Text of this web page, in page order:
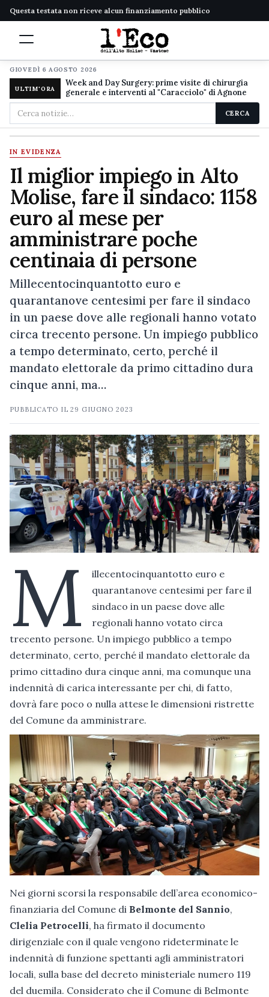
Questa testata non riceve alcun finanziamento pubblico
GIOVEDÌ 6 AGOSTO 2026
ULTIM'ORA
Week and Day Surgery: prime visite di chirurgia
generale e interventi al "Caracciolo" di Agnone
Cerca
nel
sito
CERCA
IN EVIDENZA
Il miglior impiego in Alto
Molise, fare il sindaco: 1158
euro al mese per
amministrare poche
centinaia di persone
Millecentocinquantotto euro e
quarantanove centesimi per fare il sindaco
in un paese dove alle regionali hanno votato
circa trecento persone. Un impiego pubblico
a tempo determinato, certo, perché il
mandato elettorale da primo cittadino dura
cinque anni, ma…
PUBBLICATO IL29 GIUGNO 2023
M
illecentocinquantotto euro e
quarantanove centesimi per fare il
sindaco in un paese dove alle
regionali hanno votato circa
trecento persone. Un impiego pubblico a tempo
determinato, certo, perché il mandato elettorale da
primo cittadino dura cinque anni, ma comunque una
indennità di carica interessante per chi, di fatto,
dovrà fare poco o nulla attese le dimensioni ristrette
del Comune da amministrare.
Nei giorni scorsi la responsabile dell’area economico-
finanziaria del Comune di Belmonte del Sannio,
Clelia Petrocelli, ha firmato il documento
dirigenziale con il quale vengono rideterminate le
indennità di funzione spettanti agli amministratori
locali, sulla base del decreto ministeriale numero 119
del duemila. Considerato che il Comune di Belmonte